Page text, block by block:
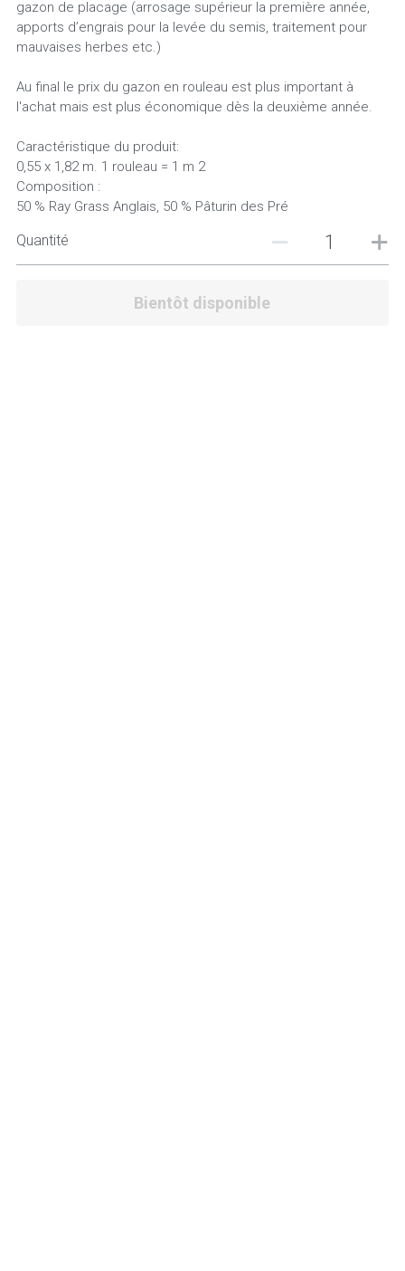
gazon de placage (arrosage supérieur la première année,
apports d’engrais pour la levée du semis, traitement pour
mauvaises herbes etc.)
Au final le prix du gazon en rouleau est plus important à
l'achat mais est plus économique dès la deuxième année.
Caractéristique du produit:
0,55 x 1,82 m. 1 rouleau = 1 m 2
Composition :
50 % Ray Grass Anglais, 50 % Pâturin des Pré
Quantité
Bientôt disponible